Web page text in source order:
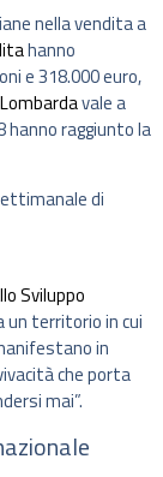
nella vendita a
hanno
e 318.000 euro,
vale a
hanno raggiunto la
di
Sviluppo
un territorio in cui
in
che porta
mai”.